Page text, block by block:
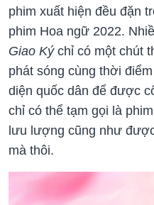
phim xuất hiện đều đặn
phim Hoa ngữ 2022.
Giao Kýchỉ có một chút
phát sóng cùng thời
diện quốc dân để được
chỉ có thể tạm gọi là
lưu lượng cũng như
mà thôi.